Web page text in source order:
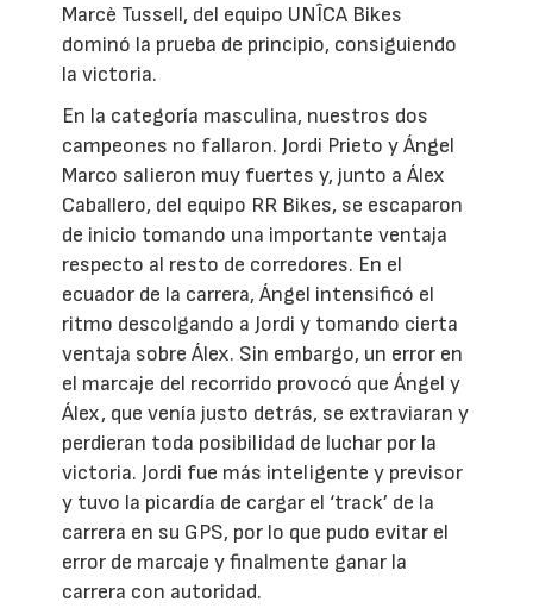
Marcè Tussell, del equipo UNÎCA Bikes
dominó la prueba de principio, consiguiendo
la victoria.
En la categoría masculina, nuestros dos
campeones no fallaron. Jordi Prieto y Ángel
Marco salieron muy fuertes y, junto a Álex
Caballero, del equipo RR Bikes, se escaparon
de inicio tomando una importante ventaja
respecto al resto de corredores. En el
ecuador de la carrera, Ángel intensificó el
ritmo descolgando a Jordi y tomando cierta
ventaja sobre Álex. Sin embargo, un error en
el marcaje del recorrido provocó que Ángel y
Álex, que venía justo detrás, se extraviaran y
perdieran toda posibilidad de luchar por la
victoria. Jordi fue más inteligente y previsor
y tuvo la picardía de cargar el ‘track’ de la
carrera en su GPS, por lo que pudo evitar el
error de marcaje y finalmente ganar la
carrera con autoridad.